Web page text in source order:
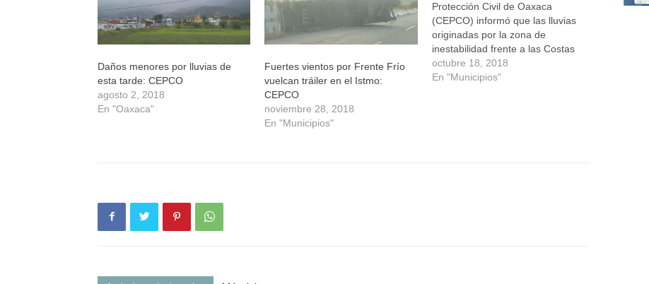
Daños menores por lluvias de
esta tarde: CEPCO
agosto 2, 2018
En "Oaxaca"
Fuertes vientos por Frente Frío
vuelcan tráiler en el Istmo:
CEPCO
noviembre 28, 2018
En "Municipios"
Protección Civil de Oaxaca
(CEPCO) informó que las lluvias
originadas por la zona de
inestabilidad frente a las Costas
de Chiapas han dejado algunos
daños en la entidad oaxaqueña.
octubre 18, 2018
En "Municipios"